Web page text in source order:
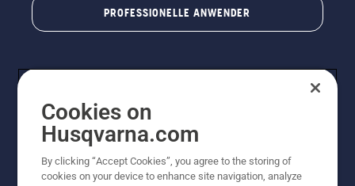
PROFESSIONELLE ANWENDER
© Husqvarna AB (publ). Alle Rechte vorbehalten. Bei
Cookies on
Husqvarna.com
By clicking “Accept Cookies”, you agree to the storing of
cookies on your device to enhance site navigation, analyze